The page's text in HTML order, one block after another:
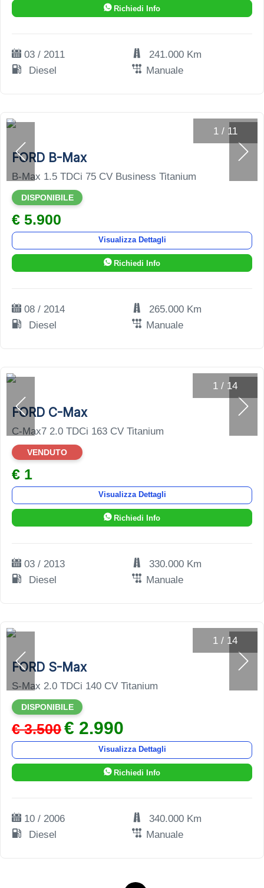
Richiedi Info
03 / 2011
241.000 Km
Diesel
Manuale
1 / 11
FORD B-Max
B-Max 1.5 TDCi 75 CV Business Titanium
DISPONIBILE
€ 5.900
Visualizza Dettagli
Richiedi Info
08 / 2014
265.000 Km
Diesel
Manuale
1 / 14
FORD C-Max
C-Max7 2.0 TDCi 163 CV Titanium
VENDUTO
€ 1
Visualizza Dettagli
Richiedi Info
03 / 2013
330.000 Km
Diesel
Manuale
1 / 14
FORD S-Max
S-Max 2.0 TDCi 140 CV Titanium
DISPONIBILE
€ 3.500€ 2.990
Visualizza Dettagli
Richiedi Info
10 / 2006
340.000 Km
Diesel
Manuale